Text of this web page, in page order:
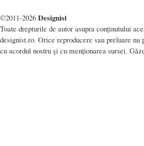
©2011-2026 Designist
Toate drepturile de autor asupra conținutului
designist.ro. Orice reproducere sau preluare nu
cu acordul nostru și cu menționarea sursei.